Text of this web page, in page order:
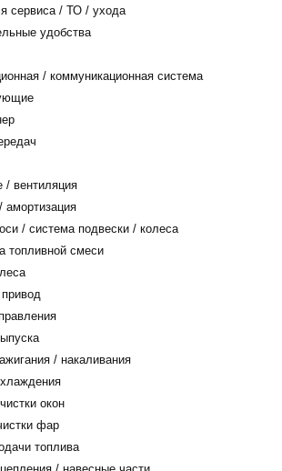
сервиса / ТО / ухода
удобства
/ коммуникационная система
/ вентиляция
амортизация
/ система подвески / колеса
топливной смеси
/ накаливания
окон
фар
топлива